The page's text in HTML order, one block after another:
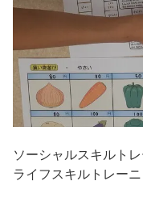
ソーシャルスキルト
ライフスキルトレー